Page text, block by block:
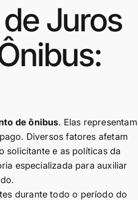
Juros
de ônibus. Elas representam
Diversos fatores afetam
solicitante e as políticas da
especializada para auxiliar
durante todo o período do